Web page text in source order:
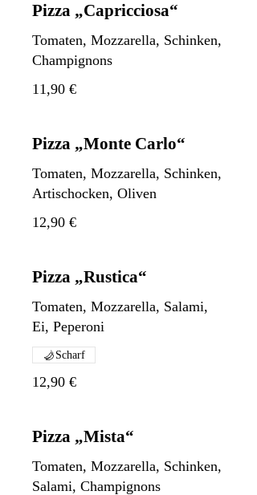
Pizza „Capricciosa“
Tomaten, Mozzarella, Schinken,
Champignons
11,90 €
Pizza „Monte Carlo“
Tomaten, Mozzarella, Schinken,
Artischocken, Oliven
12,90 €
Pizza „Rustica“
Tomaten, Mozzarella, Salami,
Ei, Peperoni
12,90 €
Scharf
Pizza „Mista“
Tomaten, Mozzarella, Schinken,
Salami, Champignons